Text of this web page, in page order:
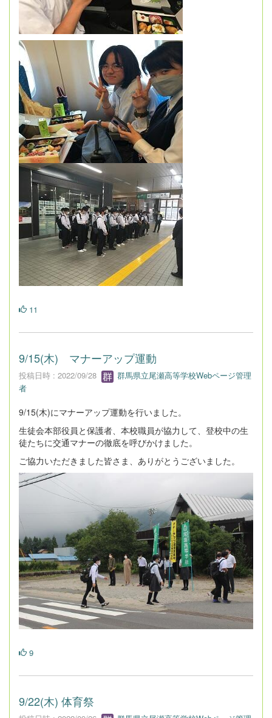
11
9/15(木) マナーアップ運動
投稿日時 : 2022/09/28
群馬県立尾瀬高等学校Webページ管理
者
9/15(木)にマナーアップ運動を行いました。
生徒会本部役員と保護者、本校職員が協力して、登校中の生
徒たちに交通マナーの徹底を呼びかけました。
ご協力いただきました皆さま、ありがとうございました。
9
9/22(木) 体育祭